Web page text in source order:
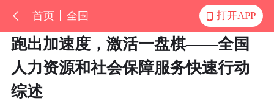
首页 全国 打开APP
跑出加速度，激活一盘棋——全国
人力资源和社会保障服务快速行动
综述